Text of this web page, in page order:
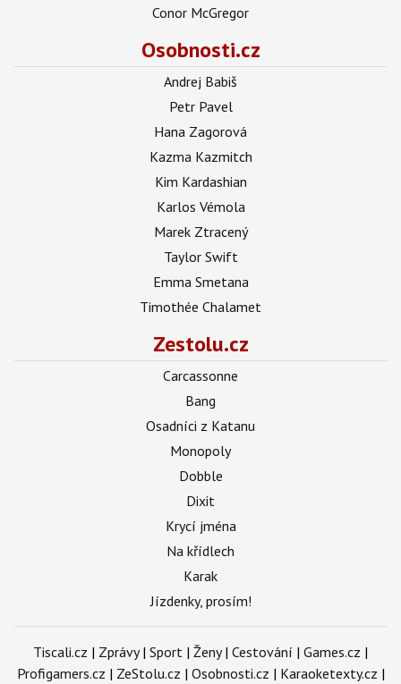
Conor McGregor
Osobnosti.cz
Andrej Babiš
Petr Pavel
Hana Zagorová
Kazma Kazmitch
Kim Kardashian
Karlos Vémola
Marek Ztracený
Taylor Swift
Emma Smetana
Timothée Chalamet
Zestolu.cz
Carcassonne
Bang
Osadníci z Katanu
Monopoly
Dobble
Dixit
Krycí jména
Na křídlech
Karak
Jízdenky, prosím!
Tiscali.cz | Zprávy| Sport | Ženy| Cestování | Games.cz |
Profigamers.cz | ZeStolu.cz | Osobnosti.cz | Karaoketexty.cz |